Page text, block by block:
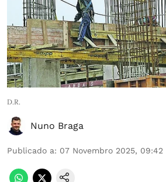
D.R.
Nuno Braga
Publicado a: 07 Novembro 2025, 09:42